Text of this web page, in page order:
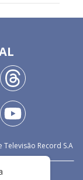
Televisão Record S.A